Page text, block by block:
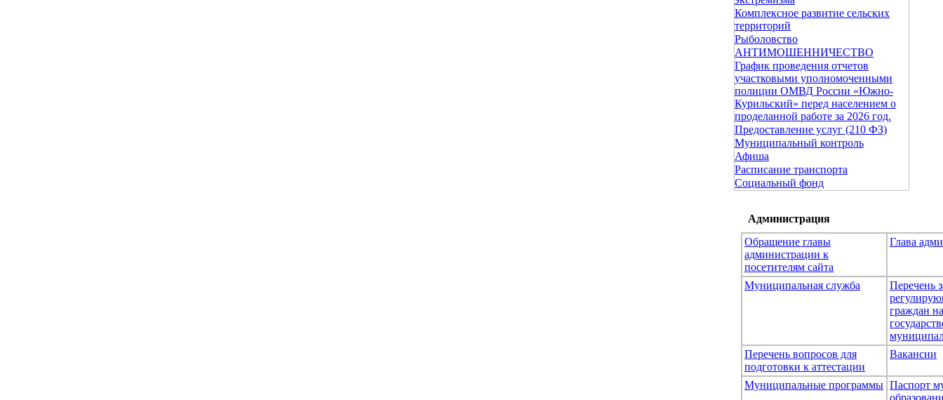
Комплексное развитие сельских
территорий
Рыболовство
АНТИМОШЕННИЧЕСТВО
График проведения отчетов
участковыми уполномоченными
полиции ОМВД России «Южно-
Курильский» перед населением о
проделанной работе за 2026 год.
Предоставление услуг (210 ФЗ)
Муниципальный контроль
Афиша
Расписание транспорта
Социальный фонд
Администрация
Обращение главы
администрации к
посетителям сайта
Глава
Муниципальная служба
Перечень
граждан на
Перечень вопросов для
подготовки к аттестации
Вакансии
Муниципальные программы Паспорт